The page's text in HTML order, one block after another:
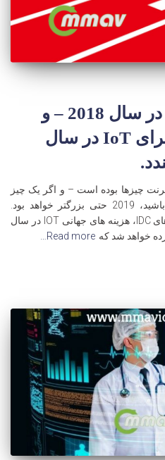
بهترین خبرهای IoT در سال 2018 – و
آنچه که متخصصان برای IoT در سال
چیزها بوده است – و اگر یک چیز
وجود دارد که می توانید مطمئن باشید، 2019 حتی بزرگتر خواهد بود.
براساس آخرین گزارش ها هزینه های IDC، هزینه های جهانی IOT در سال
Read more…